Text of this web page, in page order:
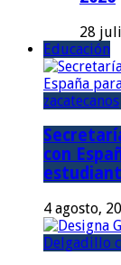
28
Educación
con
4 agosto,